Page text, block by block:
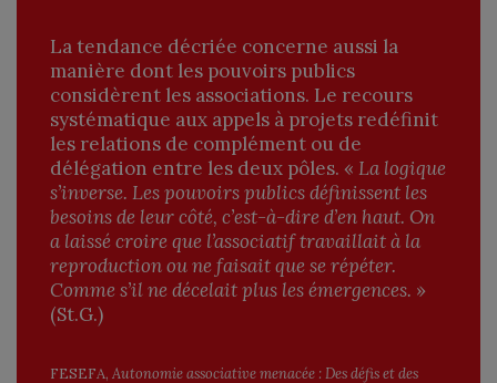
La tendance décriée concerne aussi la
manière dont les pouvoirs publics
considèrent les associations. Le recours
systématique aux appels à projets redéfinit
les relations de complément ou de
délégation entre les deux pôles. « La logique
s’inverse. Les pouvoirs publics définissent les
besoins de leur côté, c’est-à-dire d’en haut. On
a laissé croire que l’associatif travaillait à la
reproduction ou ne faisait que se répéter.
Comme s’il ne décelait plus les émergences. »
(St.G.)
FESEFA, Autonomie associative menacée : Des défis et des